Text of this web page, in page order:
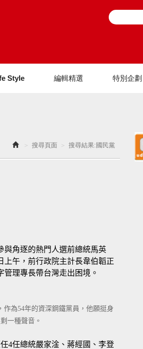
Style 編輯精選 特別企劃
搜尋頁面 搜尋結果:國民黨
與角逐的熱門人選前總統馬英
上午，前行政院主計長韋伯韜正
理專長帶台灣走出困境。
為54年的資深鋼鐵黨員，他願挺身
一種聲音。
4任總統嚴家淦、蔣經國、李登